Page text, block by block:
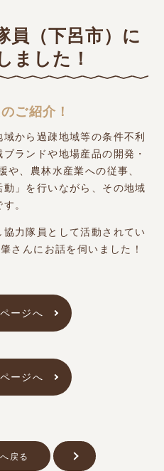
員（下呂市）に
ました！
ご紹介！
から過疎地域等の条件不利
ランドや地場産品の開発・
や、農林水産業への従事、
」を行いながら、その地域
。
力隊員として活動されてい
さんにお話を伺いました！
ージへ
ージへ
戻る